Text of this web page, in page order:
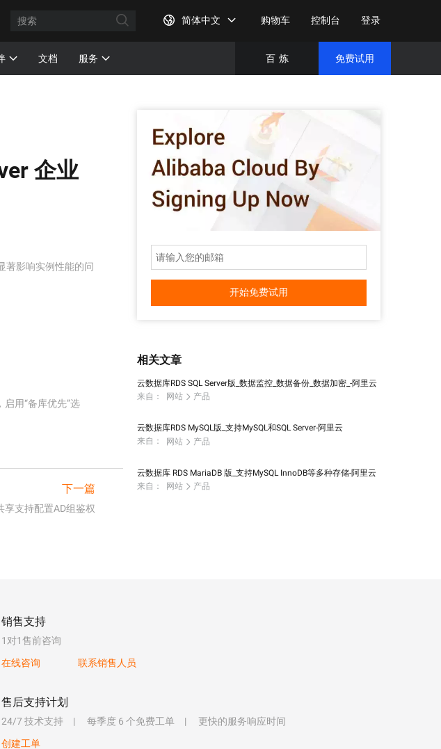
简体中文 购物车 控制台 登录
文档 服务 百 炼 免费试用
企业
著影响实例性能的问
用“备库优先”选
下一篇
享支持配置AD组鉴权
开始免费试用
相关文章
云数据库RDS SQL Server版_数据监控_数据备份_数据加密_-阿里云
来自：
网站 产品
云数据库RDS MySQL版_支持MySQL和SQL Server-阿里云
来自：
网站 产品
云数据库 RDS MariaDB 版_支持MySQL InnoDB等多种存储-阿里云
来自：
网站 产品
销售支持
1对1售前咨询
在线咨询
联系销售人员
售后支持计划
24/7 技术支持 每季度 6 个免费工单
更快的服务响应时间
创建工单